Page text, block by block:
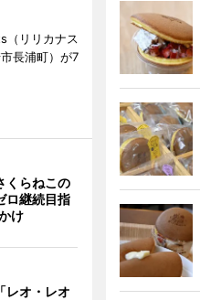
（リリカナス
長浦町）が7
くらねこの
ロ継続目指
け
レオ・レオ